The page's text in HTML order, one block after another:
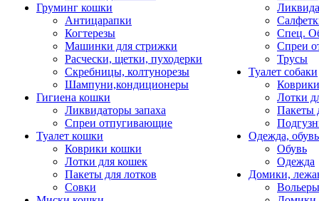
Груминг кошки
Антицарапки
Когтерезы
Машинки для стрижки
Расчески, щетки, пуходерки
Скребницы, колтунорезы
Шампуни,кондиционеры
Гигиена кошки
Ликвидаторы запаха
Спреи отпугивающие
Туалет кошки
Коврики кошки
Лотки для кошек
Пакеты для лотков
Совки
Спец.
Спреи
Трусы
Туалет собаки
Коврики
Лотки
Пакеты
Одежда, обувь
Обувь
Одежда
Домики,